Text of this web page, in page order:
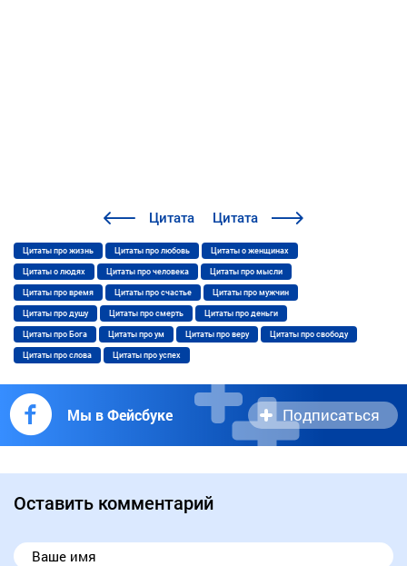
Цитата Цитата
Цитаты про жизнь Цитаты про любовь Цитаты о женщинах
Цитаты о людях Цитаты про человека Цитаты про мысли
Цитаты про время Цитаты про счастье Цитаты про мужчин
Цитаты про душу Цитаты про смерть Цитаты про деньги
Цитаты про Бога Цитаты про ум Цитаты про веру Цитаты про свободу
Цитаты про слова Цитаты про успех
Мы в Фейсбуке Подписаться
Оставить комментарий